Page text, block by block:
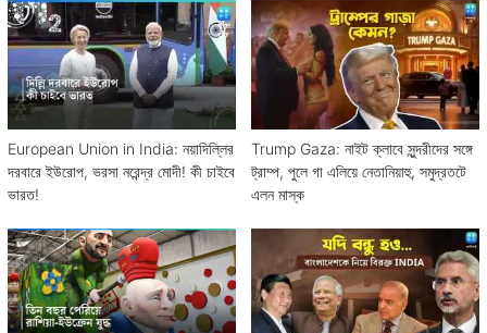
European Union in India: নয়াদিল্লির
দরবারে ইউরোপ, ভরসা নরেন্দ্র মোদী! কী চাইবে
ভারত!
Trump Gaza: নাইট ক্লাবে সুন্দরীদের সঙ্গে
ট্রাম্প, পুলে গা এলিয়ে নেতানিয়াহু, সমুদ্রতটে
এলন মাস্ক